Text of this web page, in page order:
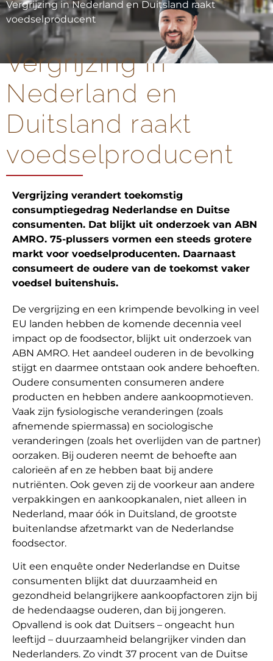
Vergrijzing in Nederland en Duitsland raakt
voedselproducent
Vergrijzing in
Nederland en
Duitsland raakt
voedselproducent
Vergrijzing verandert toekomstig
consumptiegedrag Nederlandse en Duitse
consumenten. Dat blijkt uit onderzoek van ABN
AMRO. 75-plussers vormen een steeds grotere
markt voor voedselproducenten. Daarnaast
consumeert de oudere van de toekomst vaker
voedsel buitenshuis.
De vergrijzing en een krimpende bevolking in veel
EU landen hebben de komende decennia veel
impact op de foodsector, blijkt uit onderzoek van
ABN AMRO. Het aandeel ouderen in de bevolking
stijgt en daarmee ontstaan ook andere behoeften.
Oudere consumenten consumeren andere
producten en hebben andere aankoopmotieven.
Vaak zijn fysiologische veranderingen (zoals
afnemende spiermassa) en sociologische
veranderingen (zoals het overlijden van de partner)
oorzaken. Bij ouderen neemt de behoefte aan
calorieën af en ze hebben baat bij andere
nutriënten. Ook geven zij de voorkeur aan andere
verpakkingen en aankoopkanalen, niet alleen in
Nederland, maar óók in Duitsland, de grootste
buitenlandse afzetmarkt van de Nederlandse
foodsector.
Uit een enquête onder Nederlandse en Duitse
consumenten blijkt dat duurzaamheid en
gezondheid belangrijkere aankoopfactoren zijn bij
de hedendaagse ouderen, dan bij jongeren.
Opvallend is ook dat Duitsers – ongeacht hun
leeftijd – duurzaamheid belangrijker vinden dan
Nederlanders. Zo vindt 37 procent van de Duitse